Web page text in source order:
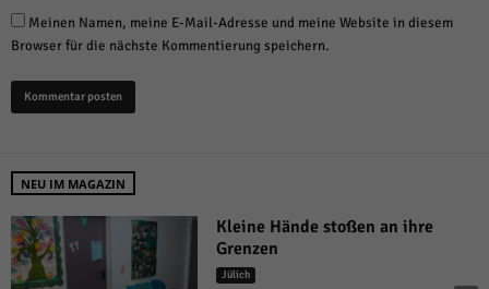
Meinen Namen, meine E-Mail-Adresse und meine Website in diesem
Browser für die nächste Kommentierung speichern.
NEU IM MAGAZIN
Kleine Hände stoßen an ihre
Grenzen
Jülich